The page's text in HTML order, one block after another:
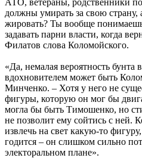
должны умирать за свою страну,
жировать? Ты вообще
задавать парни власти, когда
Филатов слова Коломойского.
«Да, немалая вероятность бунта
вдохновителем может быть
Минченко. – Хотя у него не
фигуры, которую он мог бы
могла бы быть Тимошенко, но
не позволит ему сойтись с ней.
извлечь на свет какую-то
годится – он слишком сильно
электоральном плане».